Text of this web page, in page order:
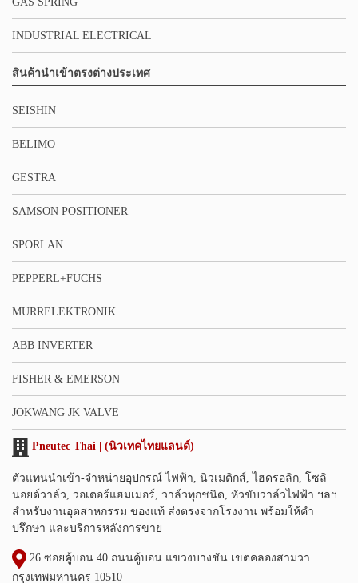
INDUSTRIAL ELECTRICAL
สินค้านำเข้าตรงต่างประเทศ
SEISHIN
BELIMO
GESTRA
SAMSON POSITIONER
SPORLAN
PEPPERL+FUCHS
MURRELEKTRONIK
ABB INVERTER
FISHER & EMERSON
JOKWANG JK VALVE
Pneutec Thai | (นิวเทคไทยแลนด์)
ตัวแทนนำเข้า-จำหน่ายอุปกรณ์ ไฟฟ้า, นิวเมติกส์, ไฮดรอลิก, โซลิ
นอยด์วาล์ว, วอเตอร์แฮมเมอร์, วาล์วทุกชนิด, หัวขับวาล์วไฟฟ้า ฯลฯ
สำหรับงานอุตสาหกรรม ของแท้ ส่งตรงจากโรงงาน พร้อมให้คำ
ปรึกษา และบริการหลังการขาย
26 ซอยคู้บอน 40 ถนนคู้บอน แขวงบางชัน เขตคลองสามวา
กรุงเทพมหานคร 10510